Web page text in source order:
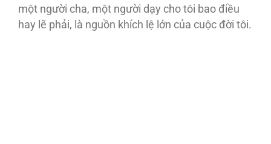
một người cha, một người dạy cho tôi bao điều
hay lẽ phải, là nguồn khích lệ lớn của cuộc đời tôi.